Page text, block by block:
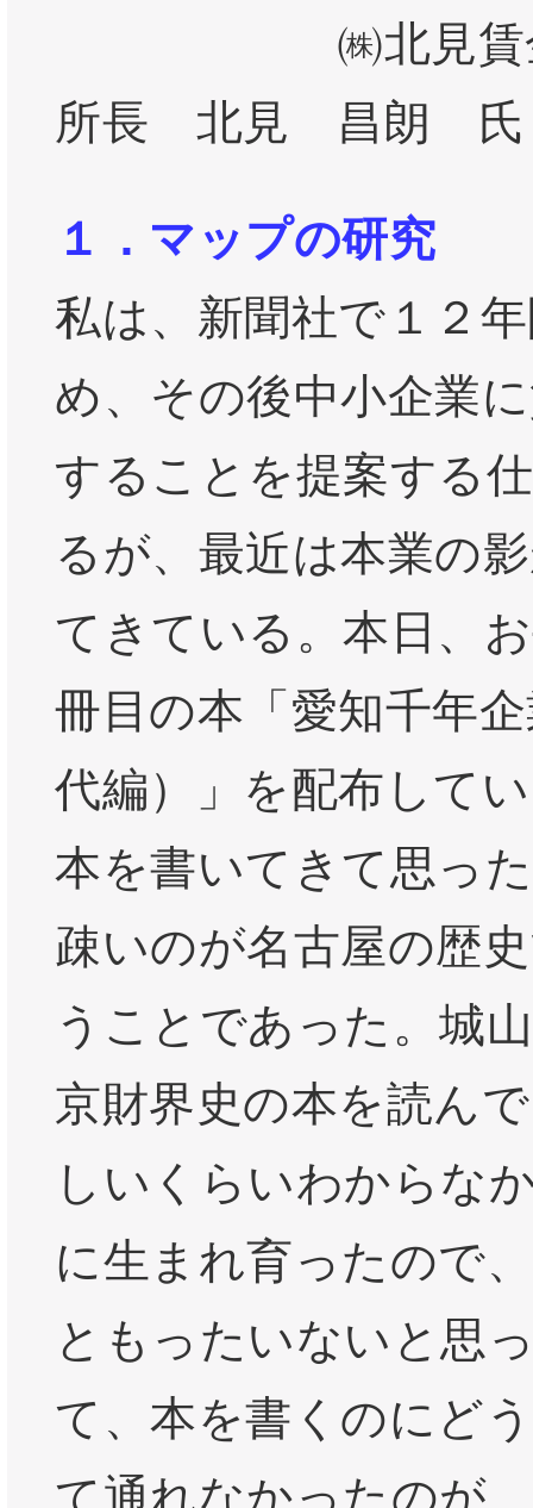
㈱北見賃金
所長 北見 昌朗 氏
１．マップの研究
私は、新聞社で１２
め、その後中小企業
することを提案する
るが、最近は本業の
てきている。本日、
冊目の本「愛知千年
代編）」を配布して
本を書いてきて思っ
疎いのが名古屋の歴
うことであった。城
京財界史の本を読ん
しいくらいわからな
に生まれ育ったので
ともったいないと思
て、本を書くのにど
て通れなかったのが